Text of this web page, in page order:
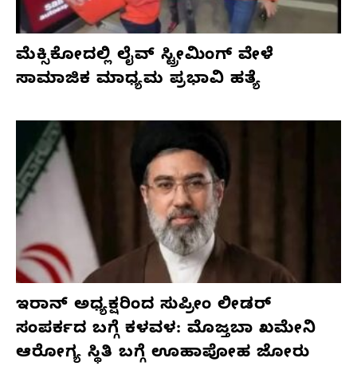
ಮೆಕ್ಸಿಕೋದಲ್ಲಿ ಲೈವ್ ಸ್ಟ್ರೀಮಿಂಗ್ ವೇಳೆ
ಸಾಮಾಜಿಕ ಮಾಧ್ಯಮ ಪ್ರಭಾವಿ ಹತ್ಯೆ
ಇರಾನ್ ಅಧ್ಯಕ್ಷರಿಂದ ಸುಪ್ರೀಂ ಲೀಡರ್
ಸಂಪರ್ಕದ ಬಗ್ಗೆ ಕಳವಳ: ಮೊಜ್ತಬಾ ಖಮೇನಿ
ಆರೋಗ್ಯ ಸ್ಥಿತಿ ಬಗ್ಗೆ ಊಹಾಪೋಹ ಜೋರು